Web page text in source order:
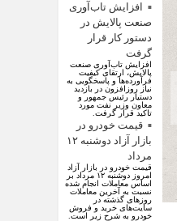
افزایش تاب‌آوری
صنعت پالایش در
دستور کار قرار
گرفت
افزایش تاب‌آوری صنعت
پالایش، ارتقای کیفیت
فرآورده‌ها و پاسخگویی به
نیاز روزافزون در بازدید
دستیار رئیس جمهور و
معاون وزیر نفت مورد
تاکید قرار گرفت.
قیمت خودرو در
بازار آزاد دوشنبه ۱۲
مرداد
قیمت خودرو در بازار آزاد
امروز دوشنبه ۱۲ مرداد بر
اساس معاملات انجام شده
نسبت به آخرین معاملات
روز‌های گذشته در
سایت‌های خرید و فروش
خودرو به شرح زیر است.